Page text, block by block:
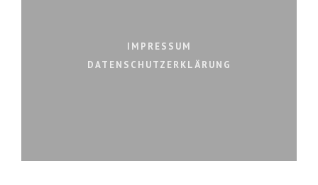
IMPRESSUM
DATENSCHUTZERKLÄRUNG